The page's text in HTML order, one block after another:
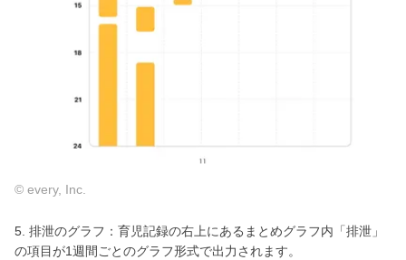
© every, Inc.
5. 排泄のグラフ：育児記録の右上にあるまとめグラフ内「排泄」
の項目が1週間ごとのグラフ形式で出力されます。